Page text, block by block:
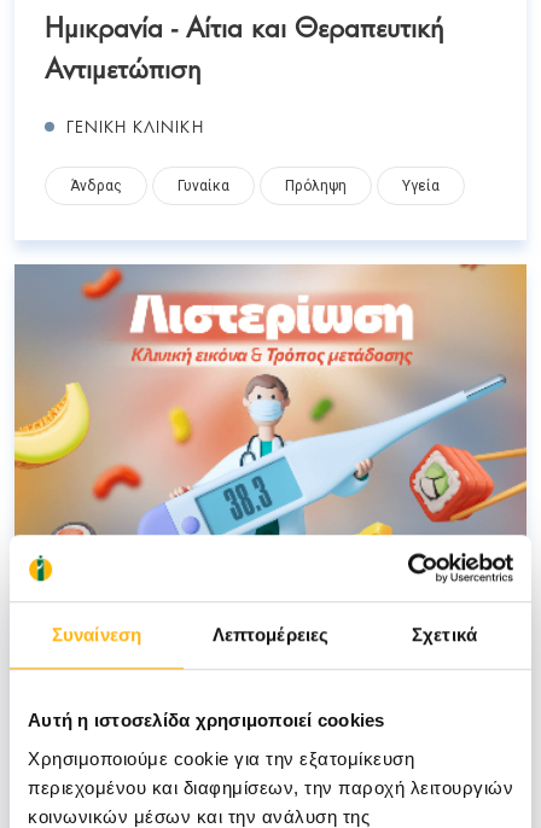
Συναίνεση Λεπτομέρειες Σχετικά
Αυτή η ιστοσελίδα χρησιμοποιεί cookies
Χρησιμοποιούμε cookie για την εξατομίκευση
περιεχομένου και διαφημίσεων, την παροχή λειτουργιών
κοινωνικών μέσων και την ανάλυση της
Ημικρανία - Αίτια και Θεραπευτική
Αντιμετώπιση
ΓΕΝΙΚΗ ΚΛΙΝΙΚΗ
Άνδρας Γυναίκα Πρόληψη Υγεία
ΛΑΖΑΝΑΣ ΜΑΡΙΟΣ ΚΩΝΣΤΑΝΤΙΝΟΣ &
Λιστερίωση – Τι είναι, πως μεταδίδεται
και πως θεραπεύεται